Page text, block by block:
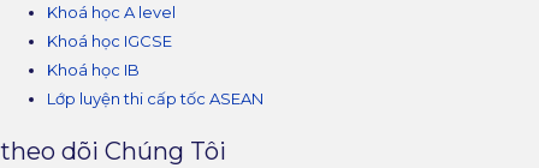
Khoá học A level
Khoá học IGCSE
Khoá học IB
Lớp luyện thi cấp tốc ASEAN
theo dõi Chúng Tôi